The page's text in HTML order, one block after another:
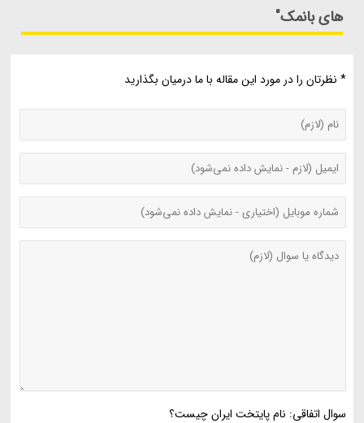
های بانمک"
* نظرتان را در مورد این مقاله با ما درمیان بگذارید
سوال اتفاقی: نام پایتخت ایران چیست؟